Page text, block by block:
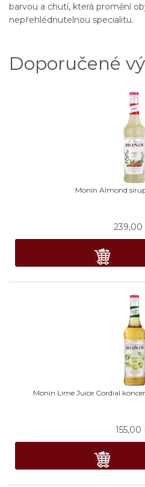
barvou a chutí, která promění
nepřehlédnutelnou specialitu.
Doporučené
Monin Almond
239,00
Monin Lime Juice Cordial
155,00